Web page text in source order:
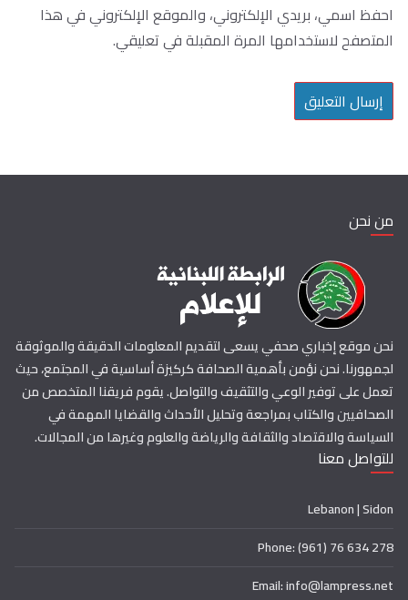
احفظ اسمي، بريدي الإلكتروني، والموقع الإلكتروني في هذا
المتصفح لاستخدامها المرة المقبلة في تعليقي.
من نحن
نحن موقع إخباري صحفي يسعى لتقديم المعلومات الدقيقة والموثوقة
لجمهورنا. نحن نؤمن بأهمية الصحافة كركيزة أساسية في المجتمع، حيث
تعمل على توفير الوعي والتثقيف والتواصل. يقوم فريقنا المتخصص من
الصحافيين والكتاب بمراجعة وتحليل الأحداث والقضايا المهمة في
السياسة والاقتصاد والثقافة والرياضة والعلوم وغيرها من المجالات.
للتواصل معنا
Lebanon | Sidon
Phone: (961) 76 634 278
Email: info@lampress.net